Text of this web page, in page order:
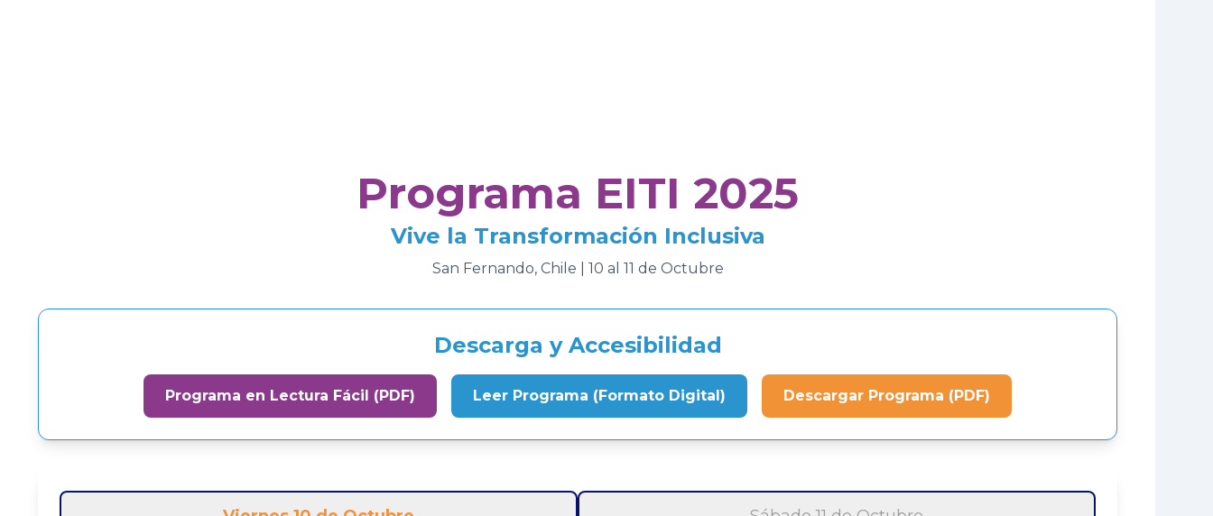
Programa EITI 2025
Vive la Transformación Inclusiva
San Fernando, Chile | 10 al 11 de Octubre
Descarga y Accesibilidad
Programa en Lectura Fácil (PDF) Leer Programa (Formato Digital) Descargar Programa (PDF)